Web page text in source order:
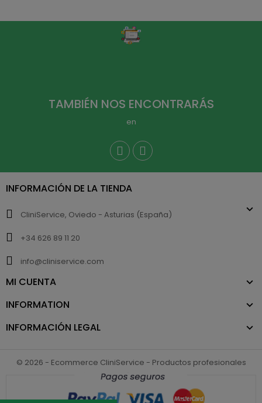
TAMBIÉN NOS ENCONTRARÁS
en
INFORMACIÓN DE LA TIENDA
CliniService, Oviedo - Asturias (España)
+34 626 89 11 20
info@cliniservice.com
MI CUENTA
INFORMATION
INFORMACIÓN LEGAL
© 2026 - Ecommerce CliniService - Productos profesionales